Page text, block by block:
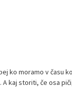
ko moramo v času
kaj storiti, če osa